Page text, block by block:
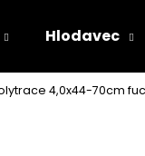
Hlodavec
4,0x44-70cm
Co